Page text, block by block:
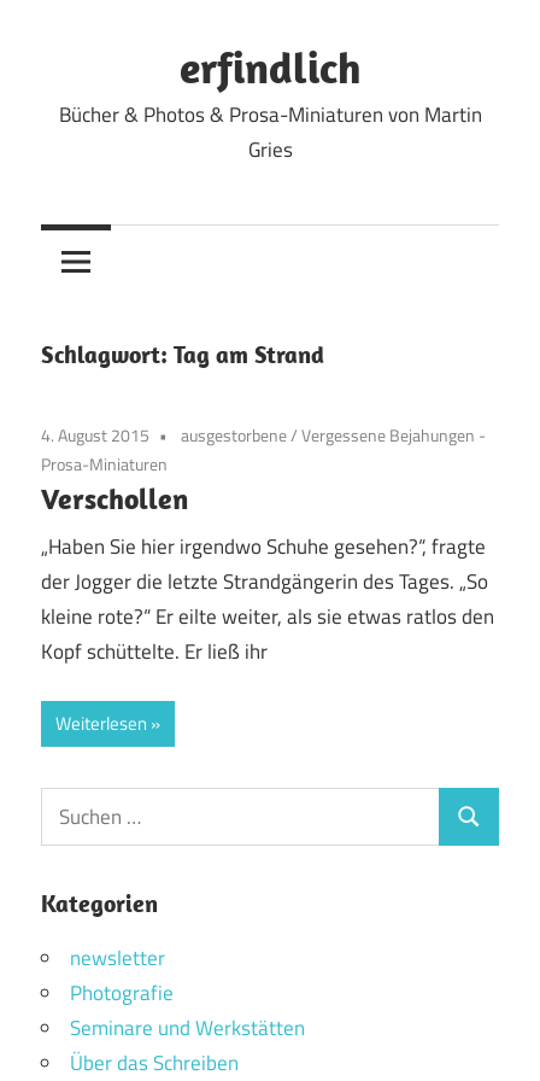
erfindlich
Bücher & Photos & Prosa-Miniaturen von Martin
Gries
Schlagwort: Tag am Strand
4. August 2015 ausgestorbene/Vergessene Bejahungen -
Prosa-Miniaturen
Verschollen
„Haben Sie hier irgendwo Schuhe gesehen?“, fragte
der Jogger die letzte Strandgängerin des Tages. „So
kleine rote?“ Er eilte weiter, als sie etwas ratlos den
Kopf schüttelte. Er ließ ihr
Weiterlesen
Suchen
nach:
Suchen
Kategorien
newsletter
Photografie
Seminare und Werkstätten
Über das Schreiben